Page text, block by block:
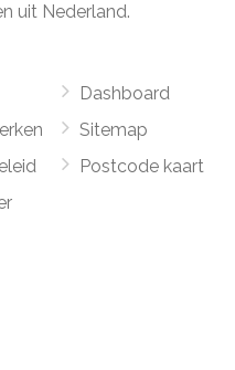
uit Nederland.
Dashboard
Sitemap
Postcode kaart